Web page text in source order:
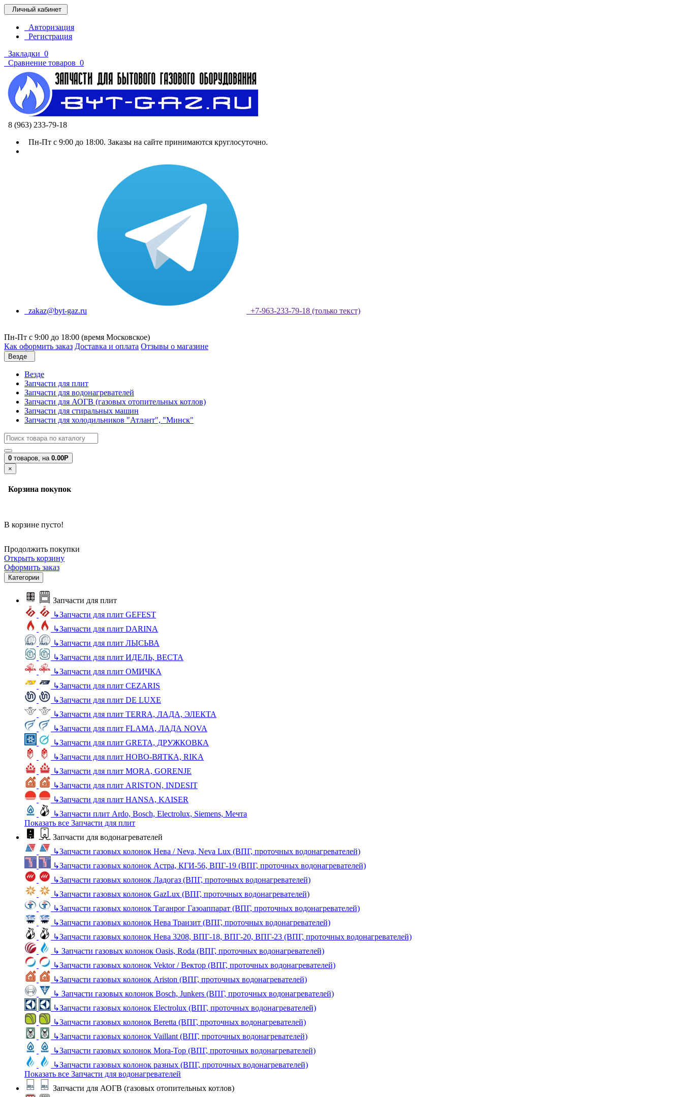
Личный кабинет
Авторизация
Регистрация
Закладки 0
Сравнение товаров 0
8 (963) 233-79-18
Пн-Пт с 9:00 до 18:00. Заказы на сайте принимаются круглосуточно.
zakaz@byt-gaz.ru +7-963-233-79-18 (только текст)
Пн-Пт с 9:00 до 18:00 (время Московское)
Как оформить заказ Доставка и оплата Отзывы о магазине
Везде
Везде
Запчасти для плит
Запчасти для водонагревателей
Запчасти для АОГВ (газовых отопительных котлов)
Запчасти для стиральных машин
Запчасти для холодильников "Атлант", "Минск"
0 товаров, на 0.00Р
×
Корзина покупок
В корзине пусто!
Продолжить покупки
Открыть корзину
Оформить заказ
Категории
Запчасти для плит
↳Запчасти для плит GEFEST
↳Запчасти для плит DARINA
↳Запчасти для плит ЛЫСЬВА
↳Запчасти для плит ИДЕЛЬ, ВЕСТА
↳Запчасти для плит ОМИЧКА
↳Запчасти для плит CEZARIS
↳Запчасти для плит DE LUXE
↳Запчасти для плит TERRA, ЛАДА, ЭЛЕКТА
↳Запчасти для плит FLAMA, ЛАДА NOVA
↳Запчасти для плит GRETA, ДРУЖКОВКА
↳Запчасти для плит НОВО-ВЯТКА, RIKA
↳Запчасти для плит MORA, GORENJE
↳Запчасти для плит ARISTON, INDESIT
↳Запчасти для плит HANSA, KAISER
↳Запчасти плит Ardo, Bosch, Electrolux, Siemens, Мечта
Показать все Запчасти для плит
Запчасти для водонагревателей
↳Запчасти газовых колонок Нева / Neva, Neva Lux (ВПГ, проточных водонагревателей)
↳Запчасти газовых колонок Астра, КГИ-56, ВПГ-19 (ВПГ, проточных водонагревателей)
↳Запчасти газовых колонок Ладогаз (ВПГ, проточных водонагревателей)
↳Запчасти газовых колонок GazLux (ВПГ, проточных водонагревателей)
↳Запчасти газовых колонок Таганрог Газоаппарат (ВПГ, проточных водонагревателей)
↳Запчасти газовых колонок Нева Транзит (ВПГ, проточных водонагревателей)
↳Запчасти газовых колонок Нева 3208, ВПГ-18, ВПГ-20, ВПГ-23 (ВПГ, проточных водонагревателей)
↳ Запчасти газовых колонок Oasis, Roda (ВПГ, проточных водонагревателей)
↳Запчасти газовых колонок Vektor / Вектор (ВПГ, проточных водонагревателей)
↳Запчасти газовых колонок Ariston (ВПГ, проточных водонагревателей)
↳ Запчасти газовых колонок Bosch, Junkers (ВПГ, проточных водонагревателей)
↳Запчасти газовых колонок Electrolux (ВПГ, проточных водонагревателей)
↳Запчасти газовых колонок Beretta (ВПГ, проточных водонагревателей)
↳Запчасти газовых колонок Vaillant (ВПГ, проточных водонагревателей)
↳Запчасти газовых колонок Mora-Top (ВПГ, проточных водонагревателей)
↳Запчасти газовых колонок разных (ВПГ, проточных водонагревателей)
Показать все Запчасти для водонагревателей
Запчасти для АОГВ (газовых отопительных котлов)